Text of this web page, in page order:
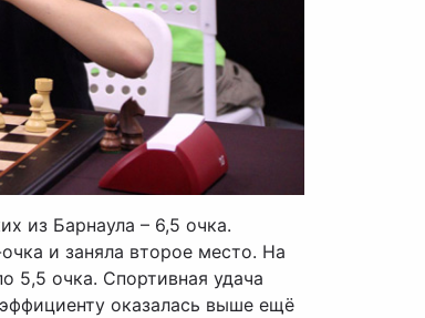
из Барнаула – 6,5 очка.
и заняла второе место. На
5,5 очка. Спортивная удача
оказалась выше ещё